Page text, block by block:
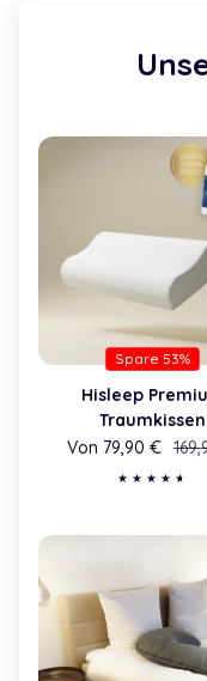
Spare 53%
Hisleep
Traumkissen
Von 79,90 €